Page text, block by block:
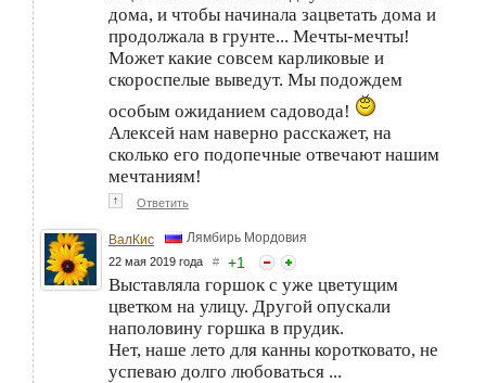
дома, и чтобы начинала зацветать дома и
продолжала в грунте... Мечты-мечты!
Может какие совсем карликовые и
скороспелые выведут. Мы подождем
особым ожиданием садовода!
Алексей нам наверно расскажет, на
сколько его подопечные отвечают нашим
мечтаниям!
↑ Ответить
ВалКис Лямбирь Мордовия
22 мая 2019 года # +1
Выставляла горшок с уже цветущим
цветком на улицу. Другой опускали
наполовину горшка в прудик.
Нет, наше лето для канны коротковато, не
успеваю долго любоваться ...